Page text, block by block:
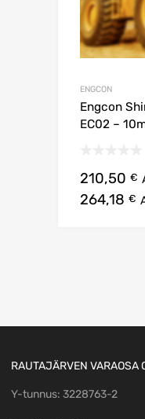
ENGCON
Engcon
EC02 –
210,50 €
264,18 €
RAUTAJÄRVEN VARAOSA
Y-tunnus: 3228763-2